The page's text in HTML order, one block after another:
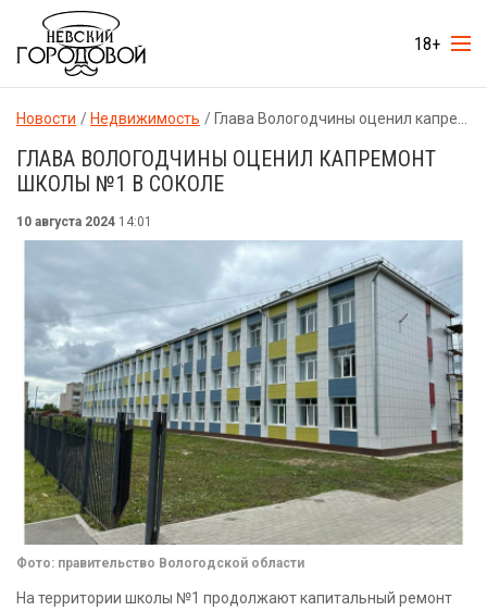
18+
Новости Недвижимость Глава Вологодчины оценил капремонт школы №1 в Соколе
ГЛАВА ВОЛОГОДЧИНЫ ОЦЕНИЛ КАПРЕМОНТ
ШКОЛЫ №1 В СОКОЛЕ
10 августа 2024 14:01
Фото: правительство Вологодской области
На территории школы №1 продолжают капитальный ремонт